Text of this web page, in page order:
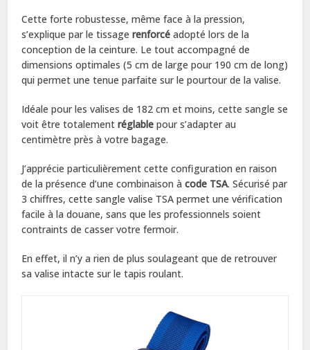
Cette forte robustesse, même face à la pression,
s’explique par le tissagerenforcé adopté lors de la
conception de la ceinture. Le tout accompagné de
dimensions optimales (5 cm de large pour 190 cm de long)
qui permet une tenue parfaite sur le pourtour de la valise.
Idéale pour les valises de 182 cm et moins, cette sangle se
voit être totalementréglable pour s’adapter au
centimètre près à votre bagage.
J’apprécie particulièrement cette configuration en raison
de la présence d’une combinaison àcode TSA. Sécurisé par
3 chiffres, cette sangle valise TSA permet une vérification
facile à la douane, sans que les professionnels soient
contraints de casser votre fermoir.
En effet, il n’y a rien de plus soulageant que de retrouver
sa valise intacte sur le tapis roulant.